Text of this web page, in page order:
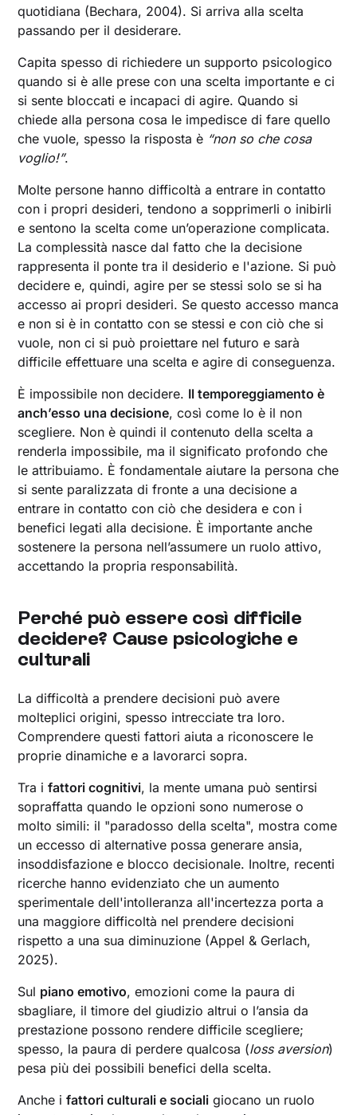
quotidiana (Bechara, 2004). Si arriva alla scelta
passando per il desiderare.
Capita spesso di richiedere un supporto psicologico
quando si è alle prese con una scelta importante e ci
si sente bloccati e incapaci di agire. Quando si
chiede alla persona cosa le impedisce di fare quello
che vuole, spesso la risposta è “non so che cosa
voglio!”.
Molte persone hanno difficoltà a entrare in contatto
con i propri desideri, tendono a sopprimerli o inibirli
e sentono la scelta come un’operazione complicata.
La complessità nasce dal fatto che la decisione
rappresenta il ponte tra il desiderio e l'azione. Si può
decidere e, quindi, agire per se stessi solo se si ha
accesso ai propri desideri. Se questo accesso manca
e non si è in contatto con se stessi e con ciò che si
vuole, non ci si può proiettare nel futuro e sarà
difficile effettuare una scelta e agire di conseguenza.
È impossibile non decidere. Il temporeggiamento è
anch’esso una decisione, così come lo è il non
scegliere. Non è quindi il contenuto della scelta a
renderla impossibile, ma il significato profondo che
le attribuiamo. È fondamentale aiutare la persona che
si sente paralizzata di fronte a una decisione a
entrare in contatto con ciò che desidera e con i
benefici legati alla decisione. È importante anche
sostenere la persona nell’assumere un ruolo attivo,
accettando la propria responsabilità.
Perché può essere così difficile
decidere? Cause psicologiche e
culturali
La difficoltà a prendere decisioni può avere
molteplici origini, spesso intrecciate tra loro.
Comprendere questi fattori aiuta a riconoscere le
proprie dinamiche e a lavorarci sopra.
Tra ifattori cognitivi, la mente umana può sentirsi
sopraffatta quando le opzioni sono numerose o
molto simili: il "paradosso della scelta", mostra come
un eccesso di alternative possa generare ansia,
insoddisfazione e blocco decisionale. Inoltre, recenti
ricerche hanno evidenziato che un aumento
sperimentale dell'intolleranza all'incertezza porta a
una maggiore difficoltà nel prendere decisioni
rispetto a una sua diminuzione (Appel & Gerlach,
2025).
Sul piano emotivo, emozioni come la paura di
sbagliare, il timore del giudizio altrui o l’ansia da
prestazione possono rendere difficile scegliere;
spesso, la paura di perdere qualcosa (loss aversion)
pesa più dei possibili benefici della scelta.
Anche ifattori culturali e sociali giocano un ruolo